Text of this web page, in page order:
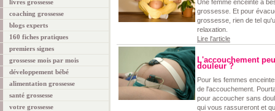
livres grossesse
coaching grossesse
blogs experts
160 fiches pratiques
premiers signes
grossesse mois par mois
développement bébé
alimentation grossesse
santé grossesse
votre grossesse
Une femme enceinte a
grossesse. Et pour
grossesse, rien de tel
relaxation.
Lire l'article
L'accouchement
douleur ?
Pour les femmes
de l'accouchement.
pour accoucher sans
qui vous rassureront et